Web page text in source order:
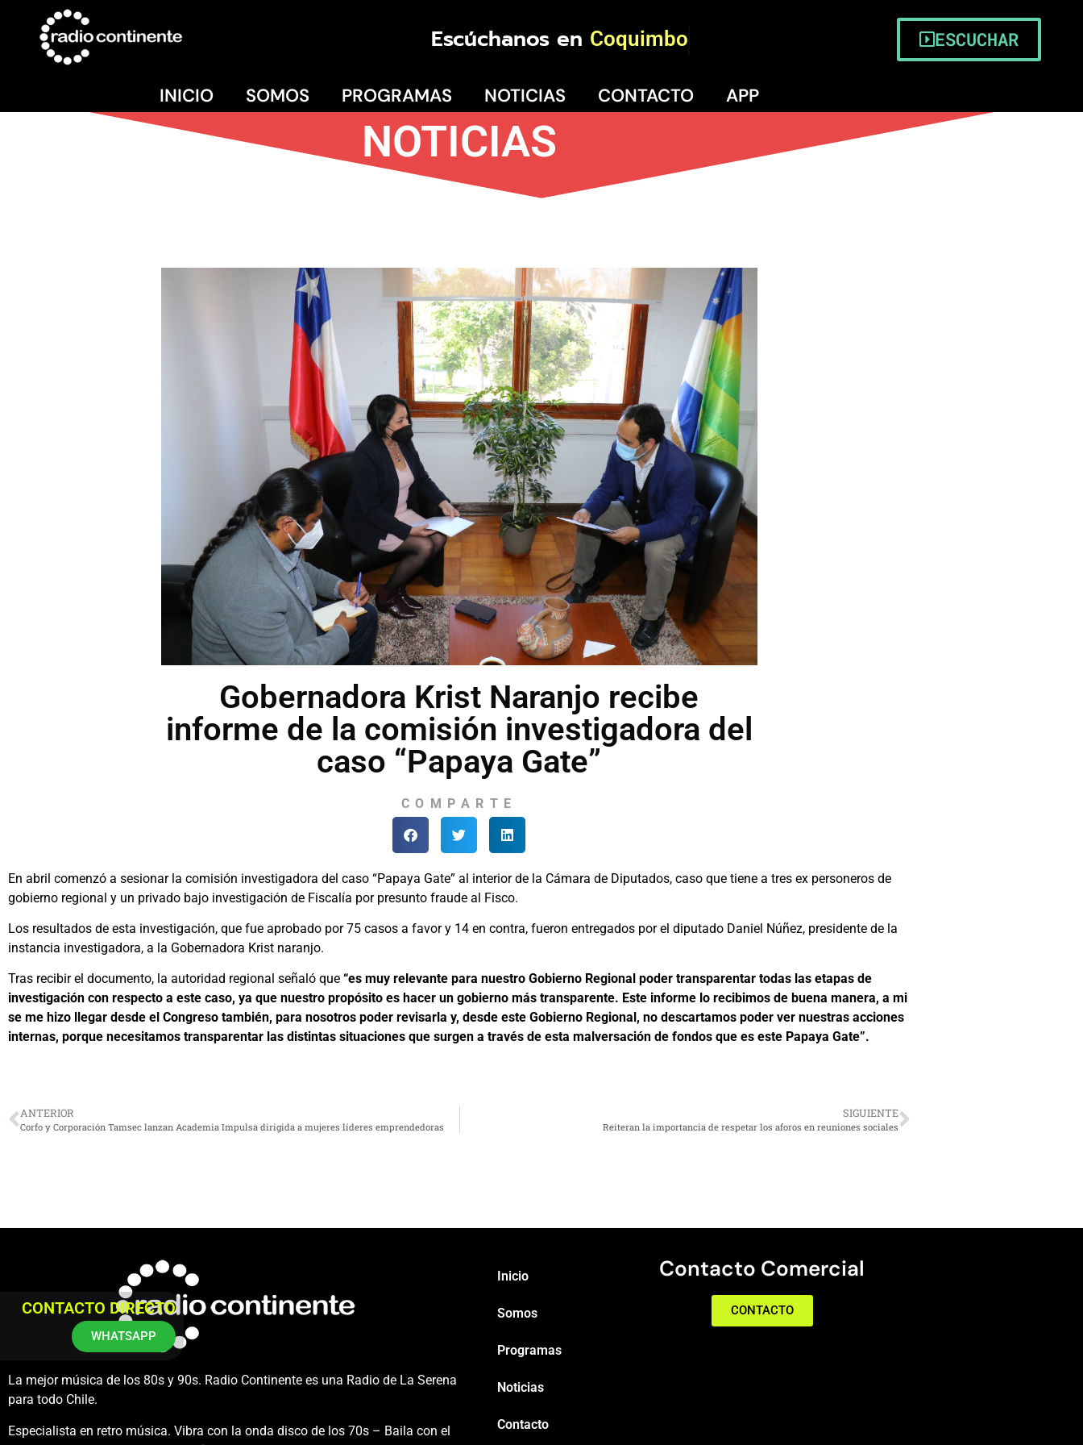
Escúchanos en Coquimbo ESCUCHAR
INICIO SOMOS PROGRAMAS NOTICIAS CONTACTO APP
NOTICIAS
Gobernadora Krist Naranjo recibe
informe de la comisión investigadora del
caso “Papaya Gate”
COMPARTE
En abril comenzó a sesionar la comisión investigadora del caso “Papaya Gate” al interior de la Cámara de Diputados, caso que tiene a tres ex personeros de
gobierno regional y un privado bajo investigación de Fiscalía por presunto fraude al Fisco.
Los resultados de esta investigación, que fue aprobado por 75 casos a favor y 14 en contra, fueron entregados por el diputado Daniel Núñez, presidente de la
instancia investigadora, a la Gobernadora Krist naranjo.
Tras recibir el documento, la autoridad regional señaló que “es muy relevante para nuestro Gobierno Regional poder transparentar todas las etapas de
investigación con respecto a este caso, ya que nuestro propósito es hacer un gobierno más transparente. Este informe lo recibimos de buena manera, a mi
se me hizo llegar desde el Congreso también, para nosotros poder revisarla y, desde este Gobierno Regional, no descartamos poder ver nuestras acciones
internas, porque necesitamos transparentar las distintas situaciones que surgen a través de esta malversación de fondos que es este Papaya Gate”.
ANTERIOR
Corfo y Corporación Tamsec lanzan Academia Impulsa dirigida a mujeres líderes emprendedoras
SIGUIENTE
Reiteran la importancia de respetar los aforos en reuniones sociales
La mejor música de los 80s y 90s. Radio Continente es una Radio de La Serena
para todo Chile.
Especialista en retro música. Vibra con la onda disco de los 70s – Baila con el
Inicio
Somos
Programas
Noticias
Contacto
Contacto Comercial
CONTACTO
CONTACTO DIRECTO
WHATSAPP